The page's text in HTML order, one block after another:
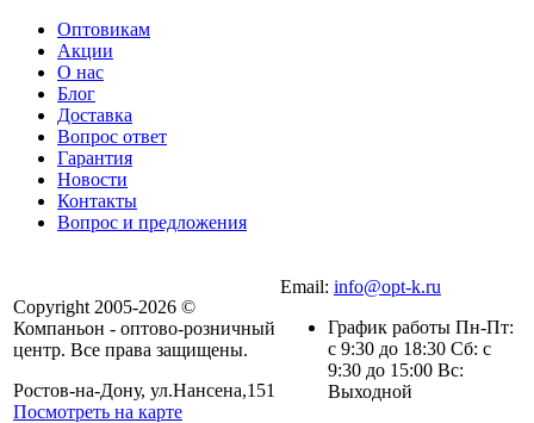
Оптовикам
Акции
О нас
Блог
Доставка
Вопрос ответ
Гарантия
Новости
Контакты
Вопрос и предложения
Copyright 2005-2026 ©
Компаньон - оптово-розничный
центр. Все права защищены.
Ростов-на-Дону, ул.Нансена,151
Посмотреть на карте
Email: info@opt-k.ru
График работы Пн-Пт:
с 9:30 до 18:30 Сб: с
9:30 до 15:00 Вс:
Выходной